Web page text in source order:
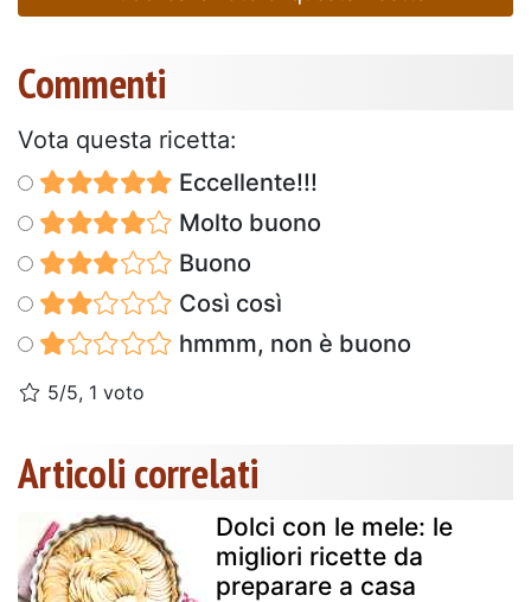
Commenti
Vota questa ricetta:
Eccellente!!!
Molto buono
Buono
Così così
hmmm, non è buono
5/5, 1 voto
Articoli correlati
Dolci con le mele: le
migliori ricette da
preparare a casa